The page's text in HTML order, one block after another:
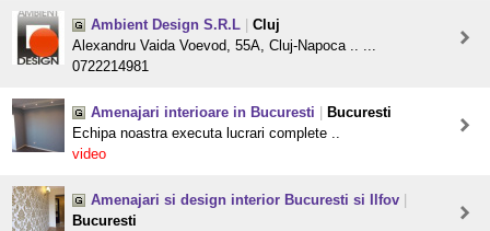
Ambient Design S.R.L
Cluj
Alexandru Vaida Voevod, 55A, Cluj-Napoca .. ...
0722214981
Amenajari interioare in Bucuresti
Bucuresti
Echipa noastra executa lucrari complete ..
video
Amenajari si design interior Bucuresti si Ilfov
Bucuresti